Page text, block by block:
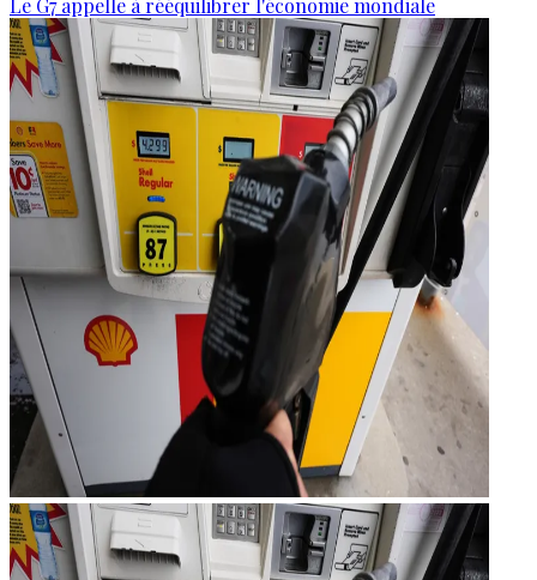
Le G7 appelle à rééquilibrer l'économie mondiale